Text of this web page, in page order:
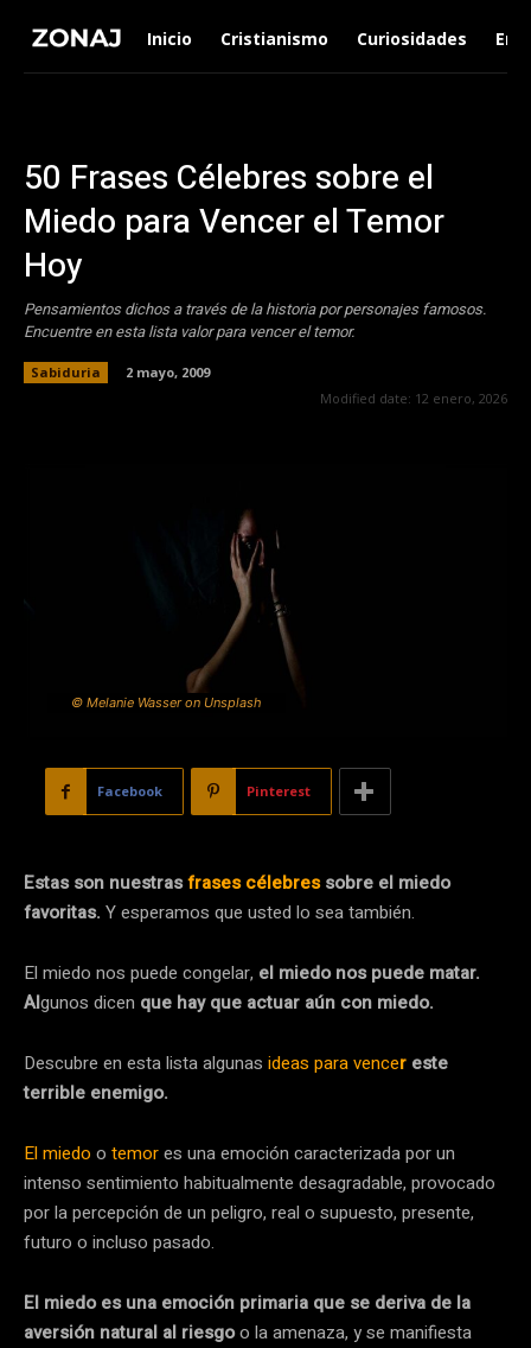
Inicio Cristianismo Curiosidades
50 Frases Célebres sobre el
Miedo para Vencer el Temor
Hoy
Pensamientos dichos a través de la historia por personajes famosos.
Encuentre en esta lista valor para vencer el temor.
Sabiduria
2 mayo, 2009
Modified date: 12 enero, 2026
© Melanie Wasser on Unsplash
Facebook Pinterest
Estas son nuestrasfrases célebressobre el miedo
favoritas. Y esperamos que usted lo sea también.
El miedo nos puede congelar, el miedo nos puede matar.
Algunos dicen que hay que actuar aún con miedo.
Descubre en esta lista algunas ideas para vencer este
terrible enemigo.
El miedo o temores una emoción caracterizada por un
intenso sentimiento habitualmente desagradable, provocado
por la percepción de un peligro, real o supuesto, presente,
futuro o incluso pasado.
El miedo es una emoción primaria que se deriva de la
aversión natural al riesgoo la amenaza, y se manifiesta